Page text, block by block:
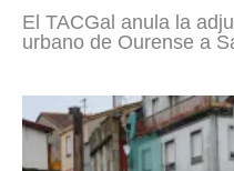
El TACGal anula la
urbano de Ourense a